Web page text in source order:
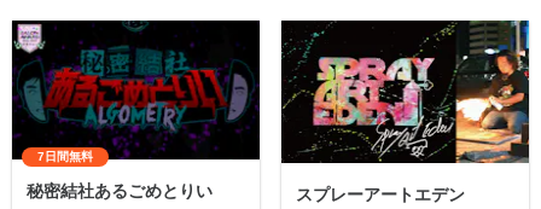
7日間無料
秘密結社あるごめとりい スプレーアートエデン